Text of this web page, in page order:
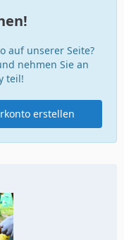
auf unserer Seite?
nehmen Sie an
teil!
erstellen